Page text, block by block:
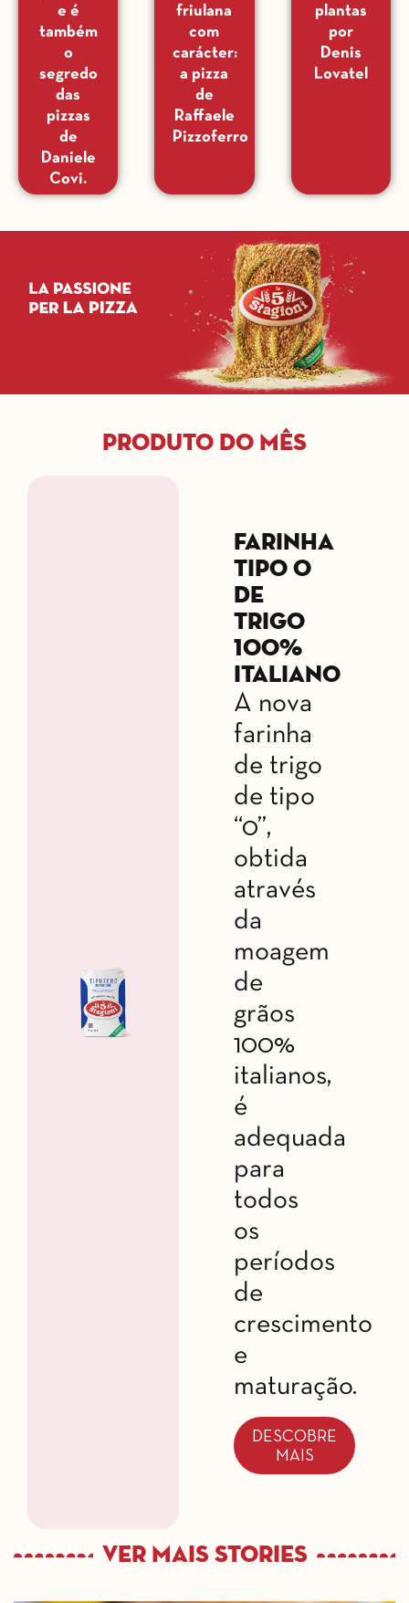
e é
também
o
segredo
das
pizzas
de
Daniele
Covi.
friulana
com
carácter:
a pizza
de
Raffaele
Pizzoferro
plantas
por
Denis
Lovatel
Produto do mês
Farinha
tipo 0
de
trigo
100%
italiano
A nova
farinha
de trigo
de tipo
“0”,
obtida
através
da
moagem
de
grãos
100%
italianos,
é
adequada
para
todos
os
períodos
de
crescimento
e
maturação.
DESCOBRE
MAIS
Ver mais Stories